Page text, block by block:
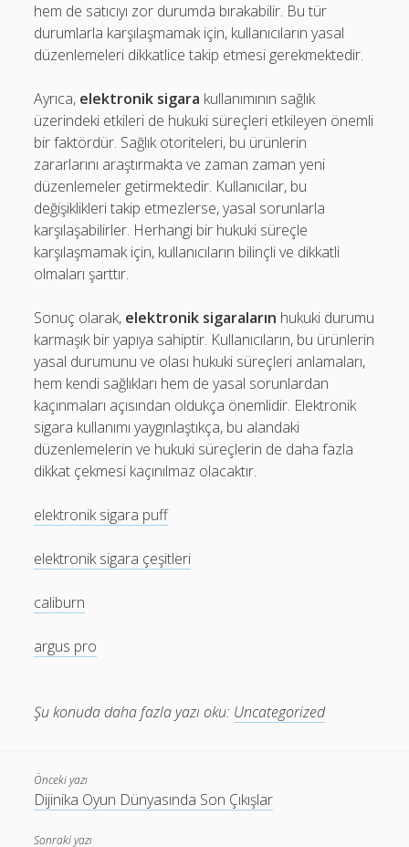
hem de satıcıyı zor durumda bırakabilir. Bu tür
durumlarla karşılaşmamak için, kullanıcıların yasal
düzenlemeleri dikkatlice takip etmesi gerekmektedir.
Ayrıca, elektronik sigara kullanımının sağlık
üzerindeki etkileri de hukuki süreçleri etkileyen önemli
bir faktördür. Sağlık otoriteleri, bu ürünlerin
zararlarını araştırmakta ve zaman zaman yeni
düzenlemeler getirmektedir. Kullanıcılar, bu
değişiklikleri takip etmezlerse, yasal sorunlarla
karşılaşabilirler. Herhangi bir hukuki süreçle
karşılaşmamak için, kullanıcıların bilinçli ve dikkatli
olmaları şarttır.
Sonuç olarak, elektronik sigaraların hukuki durumu
karmaşık bir yapıya sahiptir. Kullanıcıların, bu ürünlerin
yasal durumunu ve olası hukuki süreçleri anlamaları,
hem kendi sağlıkları hem de yasal sorunlardan
kaçınmaları açısından oldukça önemlidir. Elektronik
sigara kullanımı yaygınlaştıkça, bu alandaki
düzenlemelerin ve hukuki süreçlerin de daha fazla
dikkat çekmesi kaçınılmaz olacaktır.
elektronik sigara puff
elektronik sigara çeşitleri
caliburn
argus pro
Şu konuda daha fazla yazı oku: Uncategorized
Önceki yazı
Dijinika Oyun Dünyasında Son Çıkışlar
Sonraki yazı